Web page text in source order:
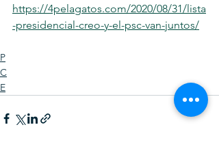
https://4pelagatos.com/2020/08/31/lista
-presidencial-creo-y-el-psc-van-juntos/
P
C
E